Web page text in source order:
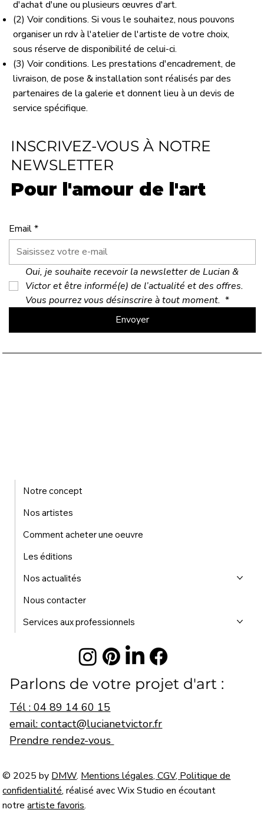
d'achat d'une ou plusieurs œuvres d'art.
(2) Voir conditions. Si vous le souhaitez, nous pouvons
organiser un rdv à l'atelier de l'artiste de votre choix,
sous réserve de disponibilité de celui-ci.
(3) Voir conditions. Les prestations d'encadrement, de
livraison, de pose & installation sont réalisés par des
partenaires de la galerie et donnent lieu à un devis de
service spécifique.
Email*
Oui, je souhaite recevoir la newsletter de Lucian &
Victor et être informé(e) de l’actualité et des offres.
Vous pourrez vous désinscrire à tout moment. *
Envoyer
INSCRIVEZ-VOUS À NOTRE
NEWSLETTER
Pour l'amour de l'art
Parlons de votre projet d'art :
Tél : 04 89 14 60 15
email: contact@lucianetvictor.fr
Prendre rendez-vous
Notre concept
Nos artistes
Comment acheter une oeuvre
Les éditions
Nos actualités
Nous contacter
Services aux professionnels
© 2025 by DMW. Mentions légales, CGV, Politique de
confidentialité, réalisé avec Wix Studio en écoutant
notreartiste favoris.